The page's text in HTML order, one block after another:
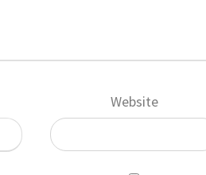
Website